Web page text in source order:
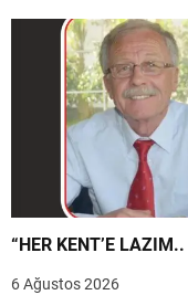
6 Ağustos 2026